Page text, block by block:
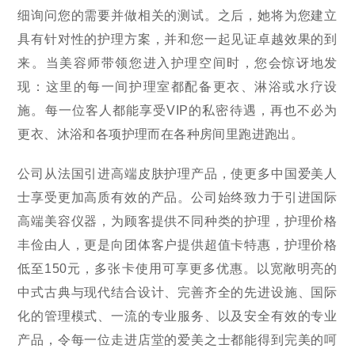
细询问您的需要并做相关的测试。之后，她将为您建立
具有针对性的护理方案，并和您一起见证卓越效果的到
来。当美容师带领您进入护理空间时，您会惊讶地发
现：这里的每一间护理室都配备更衣、淋浴或水疗设
施。每一位客人都能享受VIP的私密待遇，再也不必为
更衣、沐浴和各项护理而在各种房间里跑进跑出。
公司从法国引进高端皮肤护理产品，使更多中国爱美人
士享受更加高质有效的产品。公司始终致力于引进国际
高端美容仪器，为顾客提供不同种类的护理，护理价格
丰俭由人，更是向团体客户提供超值卡特惠，护理价格
低至150元，多张卡使用可享更多优惠。以宽敞明亮的
中式古典与现代结合设计、完善齐全的先进设施、国际
化的管理模式、一流的专业服务、以及安全有效的专业
产品，令每一位走进店堂的爱美之士都能得到完美的呵